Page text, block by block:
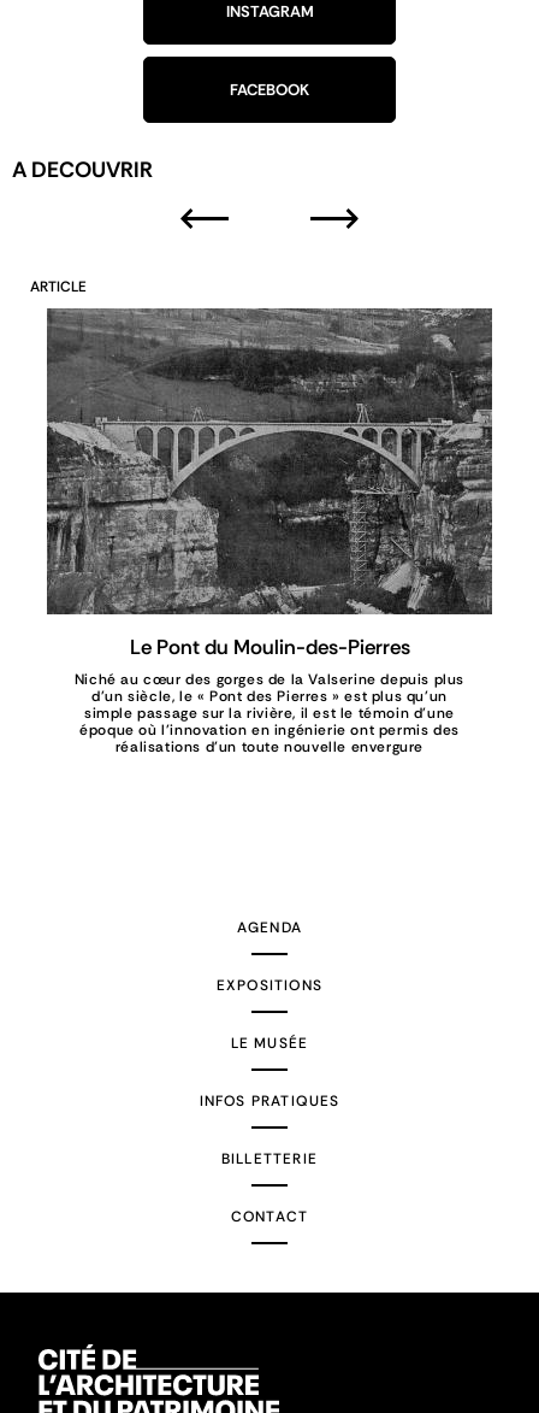
INSTAGRAM
FACEBOOK
A DECOUVRIR
ARTICLE
Le Pont du Moulin-des-Pierres
Niché au cœur des gorges de la Valserine depuis plus
d'un siècle, le « Pont des Pierres » est plus qu'un
simple passage sur la rivière, il est le témoin d'une
époque où l'innovation en ingénierie ont permis des
réalisations d’un toute nouvelle envergure
AGENDA
EXPOSITIONS
LE MUSÉE
INFOS PRATIQUES
BILLETTERIE
CONTACT